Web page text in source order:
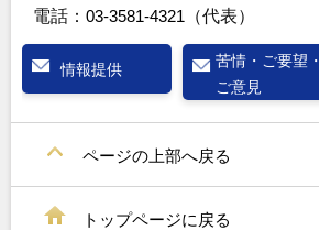
電話： 03-3581-4321 （代表）
情報提供
苦情・ご要望・
ご意見
ページの上部へ戻る
トップページに戻る